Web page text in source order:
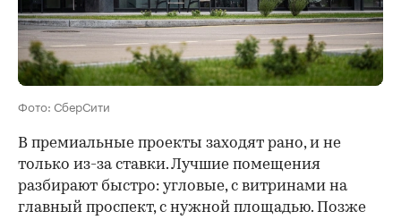
Фото: СберСити
В премиальные проекты заходят рано, и не
только из-за ставки. Лучшие помещения
разбирают быстро: угловые, с витринами на
главный проспект, с нужной площадью. Позже